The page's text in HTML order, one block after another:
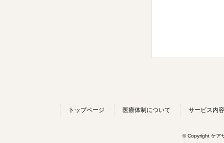
トップページ 医療体制について サービス内容
© Copyright ケア